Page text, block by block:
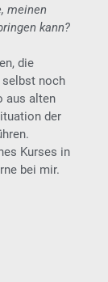
meinen
kann?
die
selbst noch
aus alten
der
Kurses in
bei mir.